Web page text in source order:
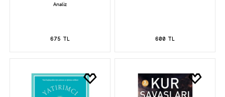
Analiz
675 TL 600 TL